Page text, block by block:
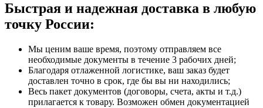
Быстрая и надежная доставка в любую
точку России:
Мы ценим ваше время, поэтому отправляем все
необходимые документы в течение 3 рабочих дней;
Благодаря отлаженной логистике, ваш заказ будет
доставлен точно в срок, где бы вы ни находились;
Весь пакет документов (договоры, счета, акты и т.д.)
прилагается к товару. Возможен обмен документацией